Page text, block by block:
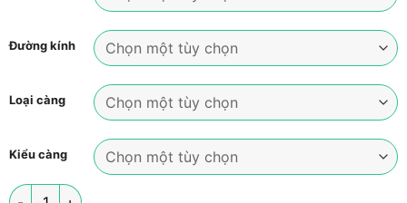
Đường kính
Loại càng
Kiểu càng
Bánh xe nhựa PP đen không bi càng thép mặt bích tải nhẹ